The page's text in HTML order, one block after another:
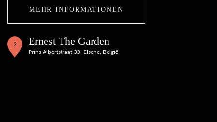
MEHR INFORMATIONEN
2 Ernest The Garden
Prins Albertstraat 33, Elsene, België